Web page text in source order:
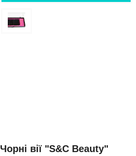
Чорні вії "S&C Beauty"